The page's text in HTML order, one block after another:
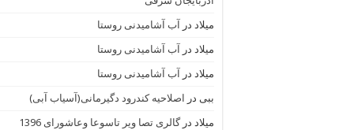
میلاد در آب آشامیدنی روستا
میلاد در آب آشامیدنی روستا
میلاد در آب آشامیدنی روستا
ببی در اصلاحیه کندرود دگیرمانی(آسیاب آبی)
میلاد درگالری تصا ویر تاسوعا وعاشورای 1396